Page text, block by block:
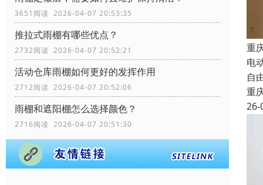
3651阅读 2026-04-07 20:53:35
推拉式雨棚有哪些优点？
2732阅读 2026-04-07 20:52:21
活动仓库雨棚如何更好的发挥作用
2712阅读 2026-04-07 20:52:06
雨棚和遮阳棚怎么选择颜色？
2716阅读 2026-04-07 20:51:30
重
电
自
重
26-